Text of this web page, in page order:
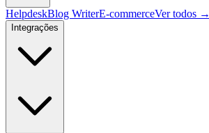
HelpdeskBlog WriterE-commerceVer todos →
Integrações